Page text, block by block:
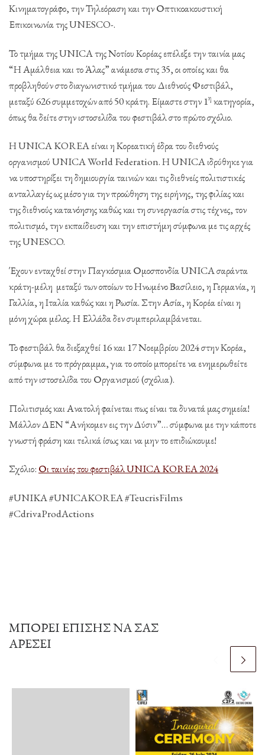
Κινηματογράφο, την Τηλεόραση και την Οπτικοακουστική
Επικοινωνία της UNESCO-.
Το τμήμα της UNICA της Νοτίου Κορέας επέλεξε την ταινία μας
“Η Αμάλθεια και το Άλας” ανάμεσα στις 35, οι οποίες και θα
προβληθούν στο διαγωνιστικό τμήμα του Διεθνούς Φεστιβάλ,
μεταξύ 626 συμμετοχών από 50 κράτη. Είμαστε στην 1η κατηγορία,
όπως θα δείτε στην ιστοσελίδα του φεστιβάλ στο πρώτο σχόλιο.
Η UNICA KOREA είναι η Κορεατική έδρα του διεθνούς
οργανισμού UNICA World Federation. Η UNICA ιδρύθηκε για
να υποστηρίξει τη δημιουργία ταινιών και τις διεθνείς πολιτιστικές
ανταλλαγές ως μέσο για την προώθηση της ειρήνης, της φιλίας και
της διεθνούς κατανόησης καθώς και τη συνεργασία στις τέχνες, τον
πολιτισμό, την εκπαίδευση και την επιστήμη σύμφωνα με τις αρχές
της UNESCO.
Έχουν ενταχθεί στην Παγκόσμια Ομοσπονδία UNICA σαράντα
κράτη-μέλη μεταξύ των οποίων το Ηνωμένο Βασίλειο, η Γερμανία, η
Γαλλία, η Ιταλία καθώς και η Ρωσία. Στην Ασία, η Κορέα είναι η
μόνη χώρα μέλος. Η Ελλάδα δεν συμπεριλαμβάνεται.
Το φεστιβάλ θα διεξαχθεί 16 και 17 Νοεμβρίου 2024 στην Κορέα,
σύμφωνα με το πρόγραμμα, για το οποίο μπορείτε να ενημερωθείτε
από την ιστοσελίδα του Οργανισμού (σχόλια).
Πολιτισμός και Ανατολή φαίνεται πως είναι τα δυνατά μας σημεία!
Μάλλον ΔΕΝ “Ανήκομεν εις την Δύσιν”… σύμφωνα με την κάποτε
γνωστή φράση και τελικά ίσως και να μην το επιδιώκουμε!
Σχόλιο: Οι ταινίες του φεστιβάλ UNICA KOREA 2024
#UNIKA #UNICAKOREA #TeucrisFilms
#CdrivaProdActions
ΜΠΟΡΕΊ ΕΠΊΣΗΣ ΝΑ ΣΑΣ
ΑΡΈΣΕΙ